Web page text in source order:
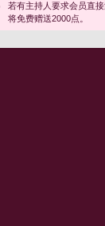
若有主持人要求会员直
将免费赠送2000点。